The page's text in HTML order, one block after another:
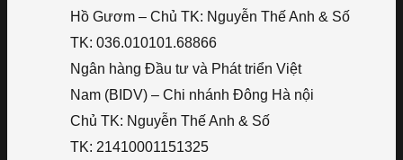
Hồ Gươm – Chủ TK: Nguyễn Thế Anh & Số
TK: 036.010101.68866
Ngân hàng Đầu tư và Phát triển Việt
Nam (BIDV) – Chi nhánh Đông Hà nội
Chủ TK: Nguyễn Thế Anh & Số
TK: 21410001151325